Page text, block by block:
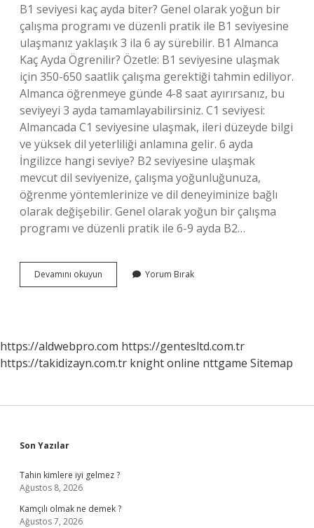
B1 seviyesi kaç ayda biter? Genel olarak yoğun bir
çalışma programı ve düzenli pratik ile B1 seviyesine
ulaşmanız yaklaşık 3 ila 6 ay sürebilir. B1 Almanca
Kaç Ayda Ögrenilir? Özetle: B1 seviyesine ulaşmak
için 350-650 saatlik çalışma gerektiği tahmin ediliyor.
Almanca öğrenmeye günde 4-8 saat ayırırsanız, bu
seviyeyi 3 ayda tamamlayabilirsiniz. C1 seviyesi:
Almancada C1 seviyesine ulaşmak, ileri düzeyde bilgi
ve yüksek dil yeterliliği anlamına gelir. 6 ayda
İngilizce hangi seviye? B2 seviyesine ulaşmak
mevcut dil seviyenize, çalışma yoğunluğunuza,
öğrenme yöntemlerinize ve dil deneyiminize bağlı
olarak değişebilir. Genel olarak yoğun bir çalışma
programı ve düzenli pratik ile 6-9 ayda B2…
Devamını okuyun
Kaç
Yorum Bırak
https://aldwebpro.com https://gentesltd.com.tr
https://takidizayn.com.tr knight online nttgame Sitemap
Sidebar
Son Yazılar
Tahin kimlere iyi gelmez ?
Ağustos 8, 2026
Kamçılı olmak ne demek ?
Ağustos 7, 2026